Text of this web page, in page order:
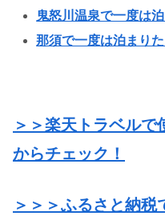
鬼怒川温泉で一度は
那須で一度は泊まり
＞＞楽天トラベルで
からチェック！
＞＞＞ふるさと納税